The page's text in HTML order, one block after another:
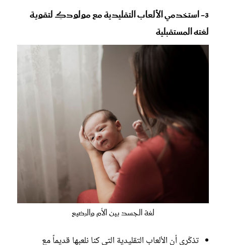
3- استخدمي الألعاب التقليدية مع مولودكِ لتقوية
لغته المستقبلية
لغة الجسد بين الأم والرضيع
تذكّري أن الألعاب التقليدية التي كنا نلعبها قديماً مع